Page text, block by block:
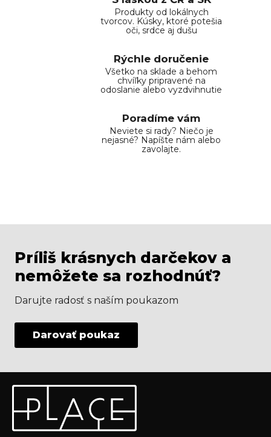
Produkty od lokálnych
tvorcov. Kúsky, ktoré potešia
oči, srdce aj dušu
Rýchle doručenie
Všetko na sklade a behom
chvíľky pripravené na
odoslanie alebo vyzdvihnutie
Poradíme vám
Neviete si rady? Niečo je
nejasné? Napíšte nám alebo
zavolajte.
Príliš krásnych darčekov a
nemôžete sa rozhodnúť?
Darujte radosť s naším poukazom
Darovať poukaz
Odoberať newsletter
Vložte svoj e-mail a my Vám budeme zasielať informácie
o nových produktoch na našom e-shope.